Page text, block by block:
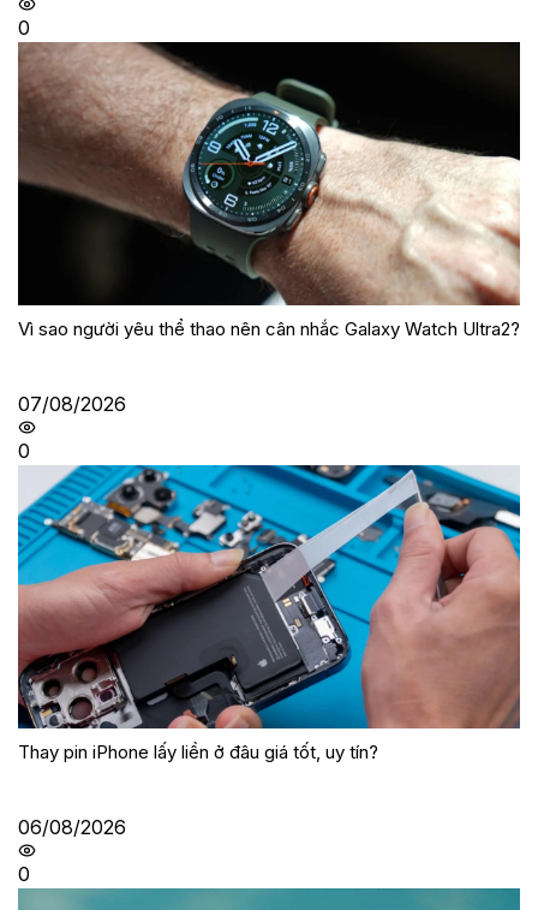
0
Vì sao người yêu thể thao nên cân nhắc Galaxy Watch Ultra2?
07/08/2026
0
Thay pin iPhone lấy liền ở đâu giá tốt, uy tín?
06/08/2026
0